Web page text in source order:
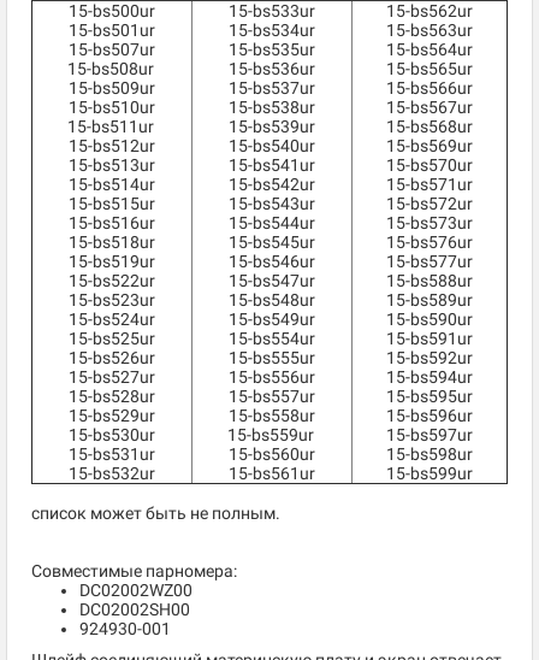
15-bs500ur
15-bs501ur
15-bs507ur
15-bs508ur
15-bs509ur
15-bs510ur
15-bs511ur
15-bs512ur
15-bs513ur
15-bs514ur
15-bs515ur
15-bs516ur
15-bs518ur
15-bs519ur
15-bs522ur
15-bs523ur
15-bs524ur
15-bs525ur
15-bs526ur
15-bs527ur
15-bs528ur
15-bs529ur
15-bs530ur
15-bs531ur
15-bs532ur
15-bs533ur
15-bs534ur
15-bs535ur
15-bs536ur
15-bs537ur
15-bs538ur
15-bs539ur
15-bs540ur
15-bs541ur
15-bs542ur
15-bs543ur
15-bs544ur
15-bs545ur
15-bs546ur
15-bs547ur
15-bs548ur
15-bs549ur
15-bs554ur
15-bs555ur
15-bs556ur
15-bs557ur
15-bs558ur
15-bs559ur
15-bs560ur
15-bs561ur
15-bs562ur
15-bs563ur
15-bs564ur
15-bs565ur
15-bs566ur
15-bs567ur
15-bs568ur
15-bs569ur
15-bs570ur
15-bs571ur
15-bs572ur
15-bs573ur
15-bs576ur
15-bs577ur
15-bs588ur
15-bs589ur
15-bs590ur
15-bs591ur
15-bs592ur
15-bs594ur
15-bs595ur
15-bs596ur
15-bs597ur
15-bs598ur
15-bs599ur
список может быть не полным.
Совместимые парномера:
DC02002WZ00
DC02002SH00
924930-001